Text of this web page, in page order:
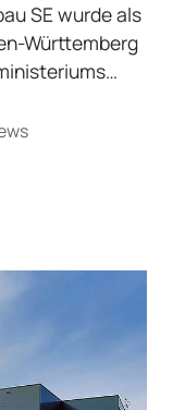
SE wurde als
Württemberg
von
Offenburg